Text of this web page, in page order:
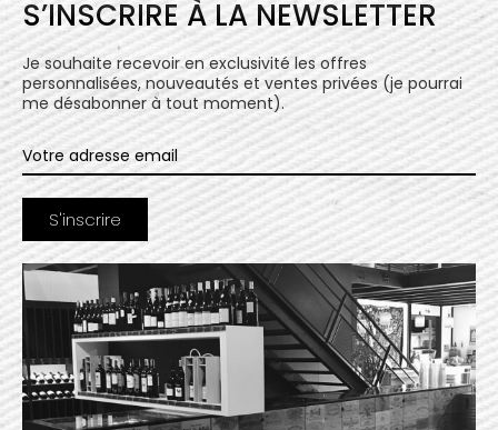
S’INSCRIRE À LA NEWSLETTER
Je souhaite recevoir en exclusivité les offres
personnalisées, nouveautés et ventes privées (je pourrai
me désabonner à tout moment).